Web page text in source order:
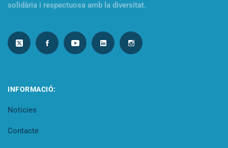
solidària i respectuosa amb la diversitat.
INFORMACIÓ:
Notícies
Contacte